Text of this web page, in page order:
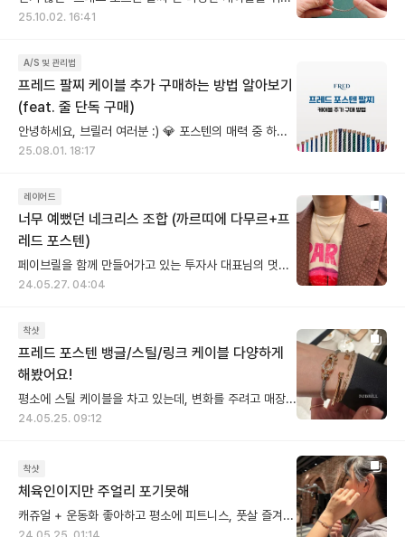
25.10.02. 16:41
A/S 및 관리법
프레드 팔찌 케이블 추가 구매하는 방법 알아보기
(feat. 줄 단독 구매)
안녕하세요, 브릴러 여러분 :) 💎 포스텐의 매력 중 하나는 케이블을 자유롭게 바꿔 스타일링할 수 있다는 점, 바로 ‘줄질’의 즐거움이 아닐까요? 오늘은 포스텐 팔찌 케이블 구매 방법을 다루어 볼 거예요. 🙌 다만 케이블만 따로 구매하려면 몇 가지 조건이 있다는 점, 꼭 알아두셔야 해요. 🛍️ 매장에서 구매할 경우 ✔️실물 버클 지참이 필수! 시리얼 넘버 확인을 위해 꼭 가지고 가셔야 해요. 보증서가 있다면 더 빠른 조회가 가능하니 함께 챙겨가면 좋아요. 🛍️ 온라인에서 구매할 경우 ✔️버클의 시리얼 넘버만 알고 있다면 구매 가능! 공식 온라인몰이나 카카오톡 선물하기에서도 간편하게 케이블을 구매할 수 있어요. ___________________________________________________ 💬 자주 묻는 질문 (FAQ) Q. 구매 이력 없어도 살 수 있나요? ㄴ 네! 실물 버클만 있으면 구매 이력이 없더라도 케이블 구매가 가능합니다. Q. 보증서는 꼭 필요한가요? ㄴ 있으면 더 좋지만, 없어도 실물 버클만 있으면 OK! 🏖️ 무더운 올여름, 쨍한 색감의 케이블로 기분전환 어떠세요? 케이블만 바꿨는데 손목 분위기가 확-! 달라질거에요. 😉
25.08.01. 18:17
레이어드
너무 예뻤던 네크리스 조합 (까르띠에 다무르+프
레드 포스텐)
페이브릴을 함께 만들어가고 있는 투자사 대표님의 멋진 착샷을 공유합니다 (저희는 VC 투자를 받아 운영되고 있는 IT스타트업 이에요) 헤비 유저이시기도 한 대표님은 페이브릴에서 맘에 드는 아이템들을 종종 구매해주고 계신데요🫶 까르띠에 다무르 XS를 먼저 구매하셨고 이후에 프레드 포스텐 네크리스를 들이셨는데...요렇게 레이어드해서 착용하시려고 했다는 이야기를 듣고 센스 대박이다 싶었지모에요! 사실 다무르는 어느 브랜드의 제품과 함께 착용해도 좋을 아이템이라는 생각은 하고 있었는데 포스텐과의 조합이 이렇게 예쁠줄이야😍 착용샷의 아이템은 둘다 옐골 입니다, 구매 고려하시는 분들 색상 고민에 참고되셨으면 좋겠습니다 대표님의 예쁜 주얼리 연출들 라운지에 자주 자주 올려볼게요!
24.05.27. 04:04
착샷
프레드 포스텐 뱅글/스틸/링크 케이블 다양하게
해봤어요!
평소에 스틸 케이블을 차고 있는데, 변화를 주려고 매장에 들렀어요 두번째 사진은 뱅글이고, 더 세련되고 군더더기 없이 깔끔했어요 뱅글은 버클없이 케이블로만 착용할 수 있다고 매장 매니저님 설명해주셨어요(오호?) 그리고 링크 케이블로도 바꿔 껴봤어요 링크는 좀 더 격식있는 자리에 어울리는 것 같은데 전 요게 생각보다 확 감기더라고요 프레드 포스텐은 줄만 바꿔도 분위기가 확확 달라지니 한가지 케이블만 계속 해왔다면 요렇게 아예 다른 타입으로 스타일을 바꾸거나 케이블 색상을 바꿔보는 것 추천해요! (tmi) 첫번째 사진에 체인은 프레드 링크 케이블이 아니라 원래 착용하고 있던 다른 제 체인 팔찌에요
24.05.25. 09:12
착샷
체육인이지만 주얼리 포기못해
캐쥬얼 + 운동화 좋아하고 평소에 피트니스, 풋살 즐겨해요 활동성 많고 운동 좋아하는 사람들은 아무래도 악세사리 제약이 있는데 프레드 포스텐 만한 게 없더라구요~ 그래서 운동 선수들이 포스텐 많이들 착용하시는 것 같아요 해보니 알겠더라는... 요거 하나면 레깅스에 탑입고 돌아다녀도 패션 완성되는 느낌이에요